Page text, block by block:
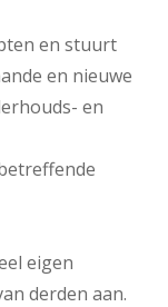
en stuurt
en nieuwe
en
eigen
derden aan.